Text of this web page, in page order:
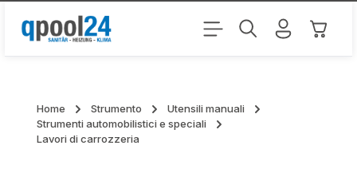
Passa al contenuto principale Il
Home Strumento
Utensili manuali
Strumenti automobilistici e speciali
Lavori di carrozzeria